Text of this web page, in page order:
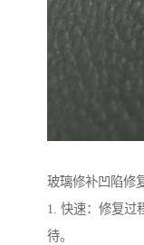
玻璃修补凹陷修
1. 快速：修复过
待。